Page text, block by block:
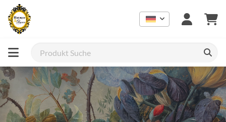
Geschäft für Dekorationen und Geschenke | Barock &